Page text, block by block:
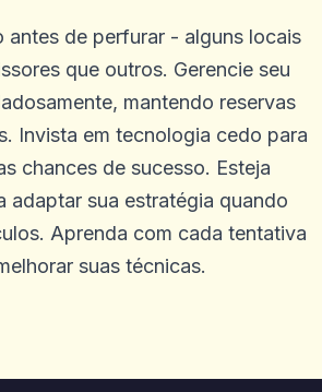
antes de perfurar - alguns locais
que outros. Gerencie seu
mantendo reservas
Invista em tecnologia cedo para
chances de sucesso. Esteja
adaptar sua estratégia quando
Aprenda com cada tentativa
suas técnicas.